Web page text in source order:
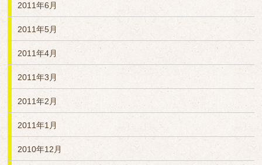
2011年6月
2011年5月
2011年4月
2011年3月
2011年2月
2011年1月
2010年12月